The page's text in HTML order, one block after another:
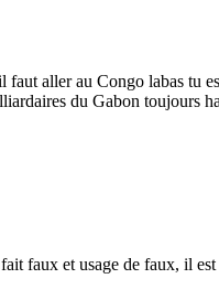
aller au Congo labas
du Gabon toujours
faux et usage de faux, il